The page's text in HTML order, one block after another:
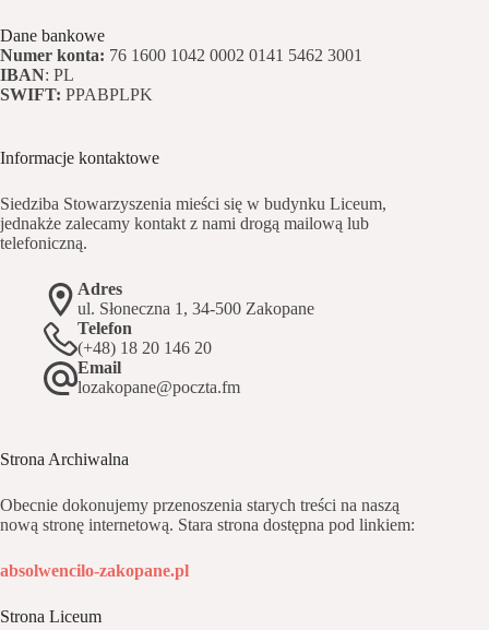
Dane bankowe
Numer konta: 76 1600 1042 0002 0141 5462 3001
IBAN: PL
SWIFT: PPABPLPK
Informacje kontaktowe
Siedziba Stowarzyszenia mieści się w budynku Liceum,
jednakże zalecamy kontakt z nami drogą mailową lub
telefoniczną.
Adres
ul. Słoneczna 1, 34-500 Zakopane
Telefon
(+48) 18 20 146 20
Email
lozakopane@poczta.fm
Strona Archiwalna
Obecnie dokonujemy przenoszenia starych treści na naszą
nową stronę internetową. Stara strona dostępna pod linkiem:
absolwencilo-zakopane.pl
Strona Liceum